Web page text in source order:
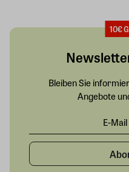
10€
Bleiben Sie
Angebote